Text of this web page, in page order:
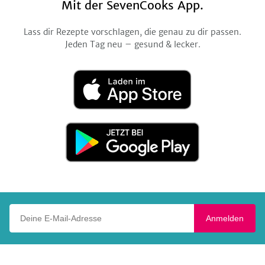
Mit der SevenCooks App.
Lass dir Rezepte vorschlagen, die genau zu dir passen.
Jeden Tag neu – gesund & lecker.
Laden
im
App
Jetzt
Google
Anmelden